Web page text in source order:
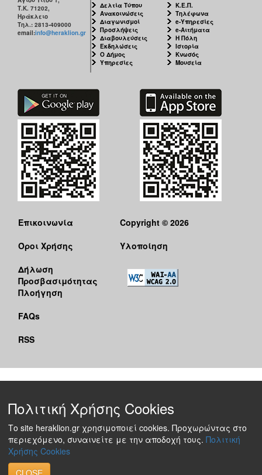
Τ.Κ. 71202,
Ηράκλειο
Τηλ.: 2813-409000
email:info@heraklion.gr
Δελτία Τύπου
Ανακοινώσεις
Διαγωνισμοί
Προσλήψεις
Διαβουλεύσεις
Εκδηλώσεις
Ο Δήμος
Υπηρεσίες
Κ.Ε.Π.
Τηλέφωνα
e-Υπηρεσίες
e-Αιτήματα
Η Πόλη
Ιστορία
Κνωσός
Μουσεία
Επικοινωνία
Όροι Χρήσης
Δήλωση
Προσβασιμότητας
Πλοήγηση
FAQs
RSS
Copyright © 2026
Υλοποίηση
Πολιτική Χρήσης Cookies
Το site heraklion.gr χρησιμοποιεί cookies. Προχωρώντας στο
περιεχόμενο, συναινείτε με την αποδοχή τους. Πολιτική
Χρήσης Cookies
CLOSE